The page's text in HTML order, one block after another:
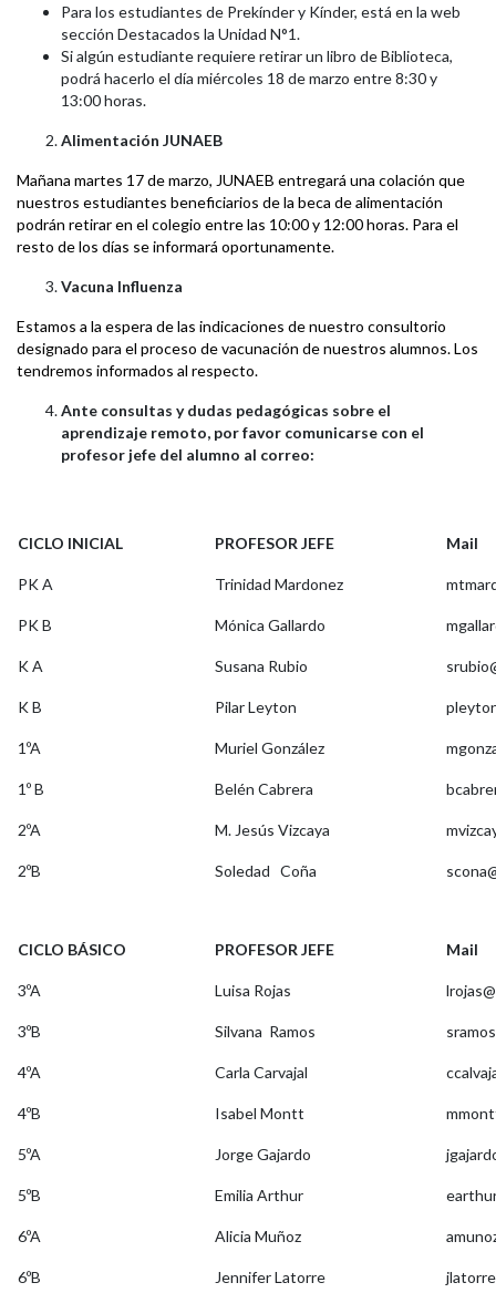
Para los estudiantes de Prekínder y Kínder, está en la web
sección Destacados la Unidad N°1.
Si algún estudiante requiere retirar un libro de Biblioteca,
podrá hacerlo el día miércoles 18 de marzo entre 8:30 y
13:00 horas.
Alimentación JUNAEB
Mañana martes 17 de marzo, JUNAEB entregará una colación que
nuestros estudiantes beneficiarios de la beca de alimentación
podrán retirar en el colegio entre las 10:00 y 12:00 horas. Para el
resto de los días se informará oportunamente.
Vacuna Influenza
Estamos a la espera de las indicaciones de nuestro consultorio
designado para el proceso de vacunación de nuestros alumnos. Los
tendremos informados al respecto.
Ante consultas y dudas pedagógicas sobre el
aprendizaje remoto, por favor comunicarse con el
profesor jefe del alumno al correo:
CICLO INICIAL PROFESOR JEFE Mail
PK A Trinidad Mardonez
PK B Mónica Gallardo
K A Susana Rubio
K B Pilar Leyton
1ºA Muriel González
1º B Belén Cabrera
2ºA M. Jesús Vizcaya
2ºB Soledad Coña
CICLO BÁSICO PROFESOR JEFE Mail
3ºA Luisa Rojas
3ºB Silvana Ramos
4ºA Carla Carvajal
4ºB Isabel Montt
5ºA Jorge Gajardo
5ºB Emilia Arthur
6ºA Alicia Muñoz
6ºB Jennifer Latorre